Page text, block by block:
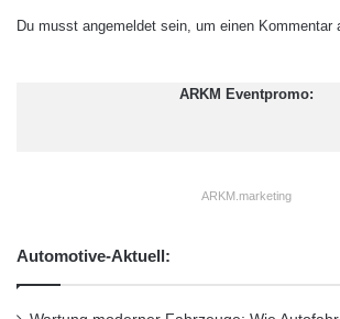
Shinetech Software Inc. ist ein
Bereiche Anwendungsentwicklung,
seine kostengünstigen und
Betriebseinrichtungen in China.
r
r
m
g
n
l
u
n
Du musst angemeldet sein, um einen Kommentar
ARKM Eventpromo:
ARKM.marketing
Automotive-Aktuell: